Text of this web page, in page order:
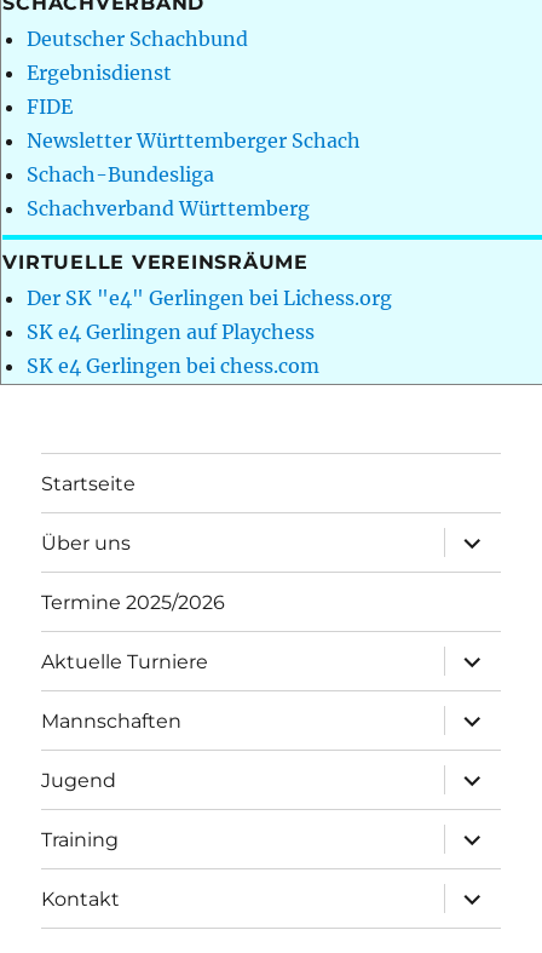
Deutscher Schachbund
Ergebnisdienst
FIDE
Newsletter Württemberger Schach
Schach-Bundesliga
Schachverband Württemberg
VIRTUELLE VEREINSRÄUME
Der SK "e4" Gerlingen bei Lichess.org
SK e4 Gerlingen auf Playchess
SK e4 Gerlingen bei chess.com
Startseite
Über uns
öffnen
Termine 2025/2026
Aktuelle Turniere
öffnen
Mannschaften
öffnen
Jugend
öffnen
Training
öffnen
Kontakt
öffnen